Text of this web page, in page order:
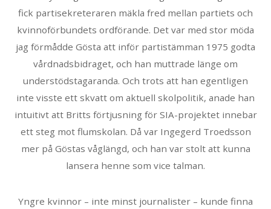
fick partisekreteraren mäkla fred mellan partiets och
kvinnoförbundets ordförande. Det var med stor möda
jag förmådde Gösta att inför partistämman 1975 godta
vårdnadsbidraget, och han muttrade länge om
understödstagaranda. Och trots att han egentligen
inte visste ett skvatt om aktuell skolpolitik, anade han
intuitivt att Britts förtjusning för SIA-projektet innebar
ett steg mot flumskolan. Då var Ingegerd Troedsson
mer på Göstas våglängd, och han var stolt att kunna
lansera henne som vice talman.
Yngre kvinnor – inte minst journalister – kunde finna